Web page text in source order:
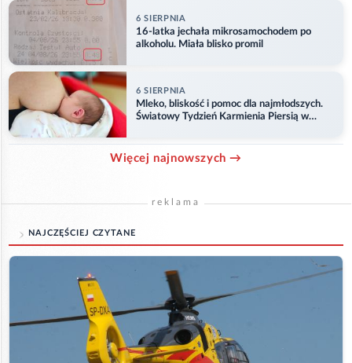
6 SIERPNIA
16-latka jechała mikrosamochodem po
alkoholu. Miała blisko promil
6 SIERPNIA
Mleko, bliskość i pomoc dla najmłodszych.
Światowy Tydzień Karmienia Piersią w
Więcej najnowszych →
reklama
NAJCZĘŚCIEJ CZYTANE